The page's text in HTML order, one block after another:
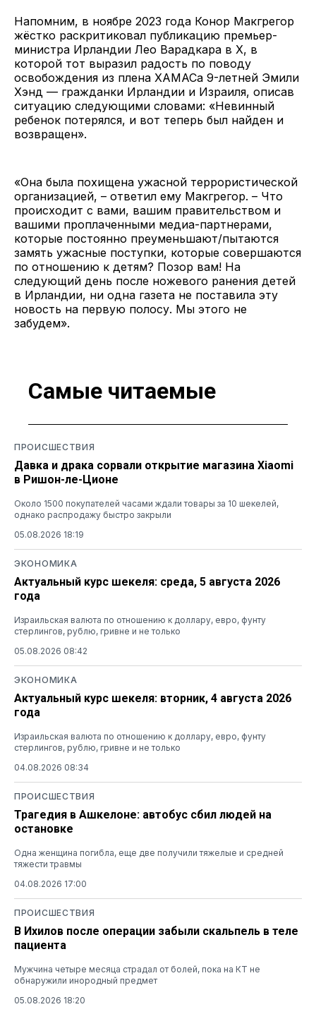
Напомним, в ноябре 2023 года Конор Макгрегор
жёстко раскритиковал публикацию премьер-
министра Ирландии Лео Варадкара в X, в
которой тот выразил радость по поводу
освобождения из плена ХАМАСа 9-летней Эмили
Хэнд — гражданки Ирландии и Израиля, описав
ситуацию следующими словами: «Невинный
ребенок потерялся, и вот теперь был найден и
возвращен».
«Она была похищена ужасной террористической
организацией, – ответил ему Макгрегор. – Что
происходит с вами, вашим правительством и
вашими проплаченными медиа-партнерами,
которые постоянно преуменьшают/пытаются
замять ужасные поступки, которые совершаются
по отношению к детям? Позор вам! На
следующий день после ножевого ранения детей
в Ирландии, ни одна газета не поставила эту
новость на первую полосу. Мы этого не
забудем».
Самые читаемые
ПРОИСШЕСТВИЯ
Давка и драка сорвали открытие магазина Xiaomi
в Ришон-ле-Ционе
Около 1500 покупателей часами ждали товары за 10 шекелей,
однако распродажу быстро закрыли
05.08.2026 18:19
ЭКОНОМИКА
Актуальный курс шекеля: среда, 5 августа 2026
года
Израильская валюта по отношению к доллару, евро, фунту
стерлингов, рублю, гривне и не только
05.08.2026 08:42
ЭКОНОМИКА
Актуальный курс шекеля: вторник, 4 августа 2026
года
Израильская валюта по отношению к доллару, евро, фунту
стерлингов, рублю, гривне и не только
04.08.2026 08:34
ПРОИСШЕСТВИЯ
Трагедия в Ашкелоне: автобус сбил людей на
остановке
Одна женщина погибла, еще две получили тяжелые и средней
тяжести травмы
04.08.2026 17:00
ПРОИСШЕСТВИЯ
В Ихилов после операции забыли скальпель в теле
пациента
Мужчина четыре месяца страдал от болей, пока на КТ не
обнаружили инородный предмет
05.08.2026 18:20